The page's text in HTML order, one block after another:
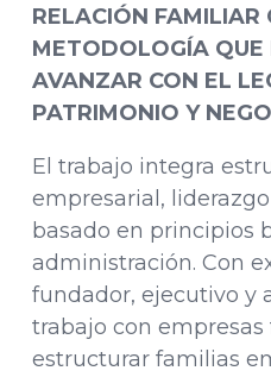
RELACIÓN FAMILIAR
METODOLOGÍA QUE
AVANZAR CON EL
PATRIMONIO Y
El trabajo integra
empresarial,
basado en principios
administración. Con
fundador, ejecutivo y
trabajo con
estructurar familias